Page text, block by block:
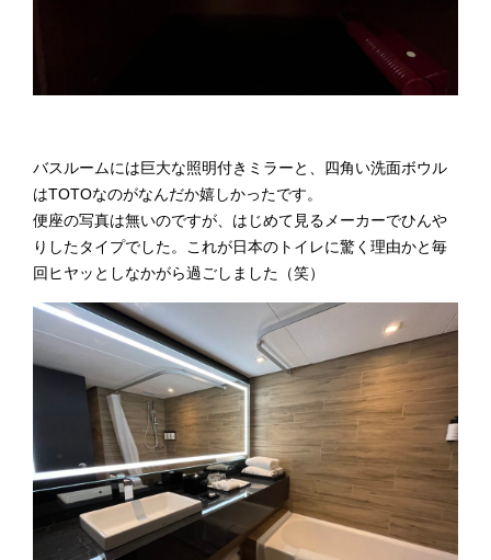
バスルームには巨大な照明付きミラーと、四角い洗面ボウル
はTOTOなのがなんだか嬉しかったです。
便座の写真は無いのですが、はじめて見るメーカーでひんや
りしたタイプでした。これが日本のトイレに驚く理由かと毎
回ヒヤッとしなかがら過ごしました（笑）